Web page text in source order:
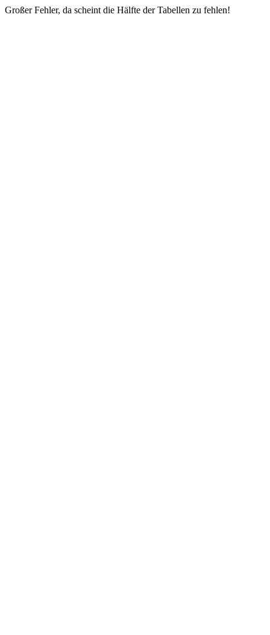
Großer Fehler, da scheint die Hälfte der Tabellen zu fehlen!